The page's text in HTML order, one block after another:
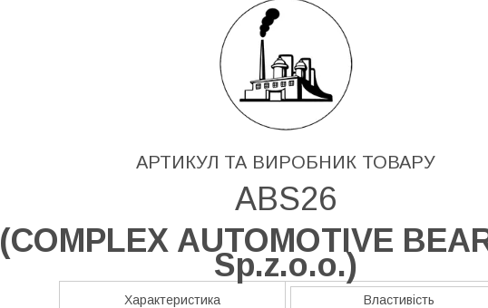
АРТИКУЛ ТА ВИРОБНИК ТОВАРУ
ABS26
(COMPLEX AUTOMOTIVE
Sp.z.o.o.)
Характеристика Властивість